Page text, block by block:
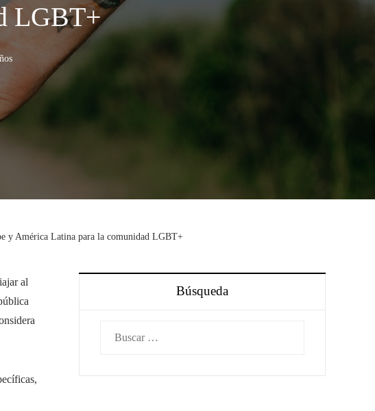
LGBT+
y América Latina para la comunidad LGBT+
al
Búsqueda